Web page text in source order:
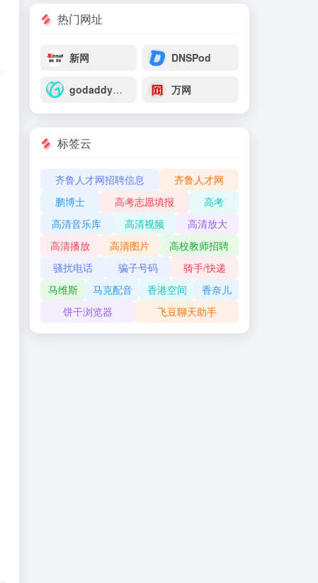
热门网址
新网 DNSPod
godaddy域名注册_域名注册godaddy_godaddy主机 万网
标签云
齐鲁人才网招聘信息
齐鲁人才网
鹏博士
高考志愿填报
高考
高清音乐库
高清视频
高清放大
高清播放
高清图片
高校教师招聘
骚扰电话
骗子号码
骑手/快递
马维斯
马克配音 香港空间
香奈儿
饼干浏览器
飞豆聊天助手